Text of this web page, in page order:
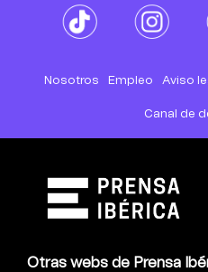
Nosotros Empleo Aviso
Canal de
Otras webs de Prensa